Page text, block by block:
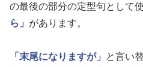
の最後の部分の定型句として
ら」 があります。
「末尾になりますが」
と言い